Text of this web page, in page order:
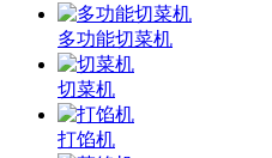
多功能切菜机
切菜机
打馅机